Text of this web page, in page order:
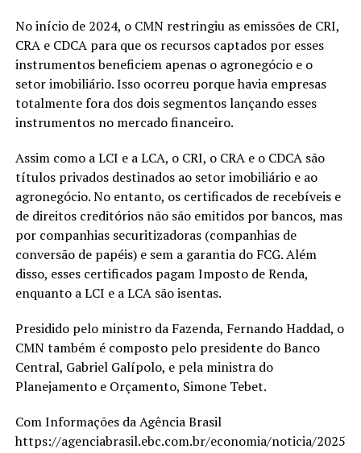
No início de 2024, o CMN restringiu as emissões de CRI,
CRA e CDCA para que os recursos captados por esses
instrumentos beneficiem apenas o agronegócio e o
setor imobiliário. Isso ocorreu porque havia empresas
totalmente fora dos dois segmentos lançando esses
instrumentos no mercado financeiro.
Assim como a LCI e a LCA, o CRI, o CRA e o CDCA são
títulos privados destinados ao setor imobiliário e ao
agronegócio. No entanto, os certificados de recebíveis e
de direitos creditórios não são emitidos por bancos, mas
por companhias securitizadoras (companhias de
conversão de papéis) e sem a garantia do FCG. Além
disso, esses certificados pagam Imposto de Renda,
enquanto a LCI e a LCA são isentas.
Presidido pelo ministro da Fazenda, Fernando Haddad, o
CMN também é composto pelo presidente do Banco
Central, Gabriel Galípolo, e pela ministra do
Planejamento e Orçamento, Simone Tebet.
Com Informações da Agência Brasil
https://agenciabrasil.ebc.com.br/economia/noticia/2025-